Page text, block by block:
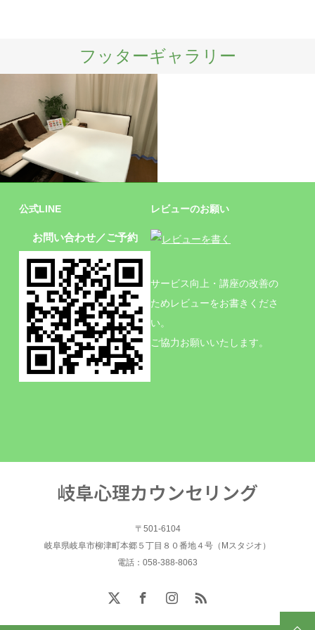
フッターギャラリー
施設
公式LINE
お問い合わせ／ご予約
レビューのお願い
サービス向上・講座の改善の
ためレビューをお書きくださ
い。
ご協力お願いいたします。
岐阜心理カウンセリング
〒501-6104
岐阜県岐阜市柳津町本郷５丁目８０番地４号（Mスタジオ）
電話：058-388-8063